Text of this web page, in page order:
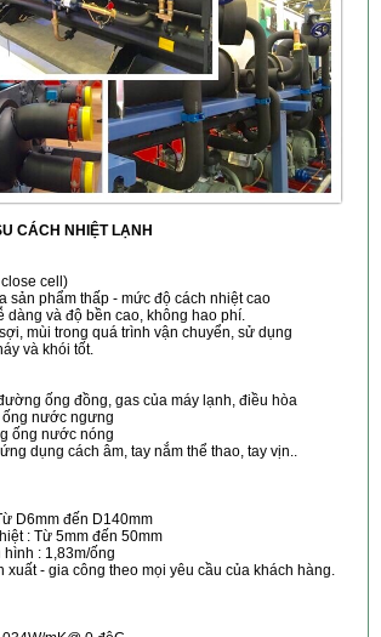
CÁCH NHIỆT LẠNH
cell)
sản phẩm thấp - mức độ cách nhiệt cao
dàng và độ bền cao, không hao phí.
mùi trong quá trình vận chuyển, sử dụng
và khói tốt.
ống đồng, gas của máy lạnh, điều hòa
nước ngưng
ống nước nóng
dụng cách âm, tay nắm thể thao, tay vịn..
D6mm đến D140mm
: Từ 5mm đến 50mm
: 1,83m/ống
xuất - gia công theo mọi yêu cầu của khách hàng.